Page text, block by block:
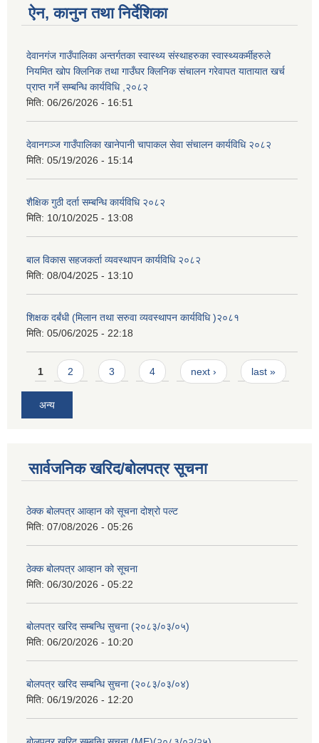
ऐन, कानुन तथा निर्देशिका
देवानगंज गाउँपालिका अन्तर्गतका स्वास्थ्य संस्थाहरुका स्वास्थ्यकर्मीहरुले
नियमित खोप क्लिनिक तथा गाउँघर क्लिनिक संचालन गरेवापत यातायात खर्च
प्राप्त गर्ने सम्बन्धि कार्यविधि ,२०८२
मिति: 06/26/2026 - 16:51
देवानगञ्ज गाउँपालिका खानेपानी चापाकल सेवा संचालन कार्यविधि २०८२
मिति: 05/19/2026 - 15:14
शैक्षिक गुठी दर्ता सम्बन्धि कार्यविधि २०८२
मिति: 10/10/2025 - 13:08
बाल विकास सहजकर्ता व्यवस्थापन कार्यविधि २०८२
मिति: 08/04/2025 - 13:10
शिक्षक दर्बंधी (मिलान तथा सरुवा व्यवस्थापन कार्यविधि )२०८१
मिति: 05/06/2025 - 22:18
Pages
1 2 3 4 next › last »
अन्य
सार्वजनिक खरिद/बोलपत्र सूचना
ठेक्क बोलपत्र आव्हान को सूचना दोश्रो पल्ट
मिति: 07/08/2026 - 05:26
ठेक्क बोलपत्र आव्हान को सूचना
मिति: 06/30/2026 - 05:22
बोलपत्र खरिद सम्बन्धि सुचना (२०८३/०३/०५)
मिति: 06/20/2026 - 10:20
बोलपत्र खरिद सम्बन्धि सुचना (२०८३/०३/०४)
मिति: 06/19/2026 - 12:20